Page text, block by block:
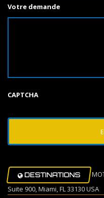
Votre demande
CAPTCHA
DESTINATIONS
Suite 900, Miami, FL 33130 USA